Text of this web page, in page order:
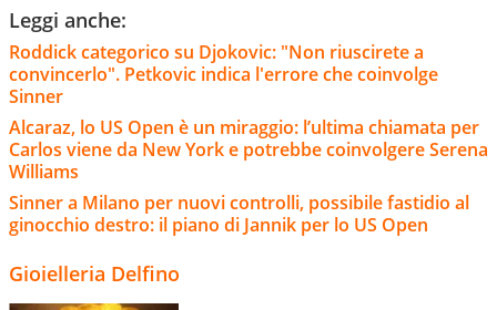
Leggi anche:
Roddick categorico su Djokovic: "Non riuscirete a
convincerlo". Petkovic indica l'errore che coinvolge
Sinner
Alcaraz, lo US Open è un miraggio: l’ultima chiamata per
Carlos viene da New York e potrebbe coinvolgere Serena
Williams
Sinner a Milano per nuovi controlli, possibile fastidio al
ginocchio destro: il piano di Jannik per lo US Open
Gioielleria Delfino